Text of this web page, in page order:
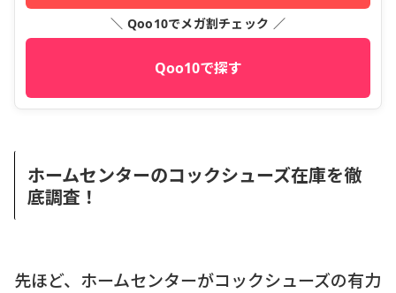
＼ Qoo10でメガ割チェック ／
Qoo10で探す
ホームセンターのコックシューズ在庫を徹
底調査！
先ほど、ホームセンターがコックシューズの有力